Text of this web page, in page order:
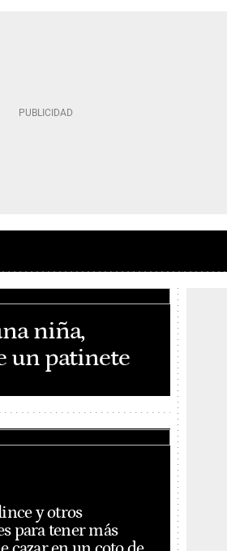
niña,
un patinete
y otros
para tener más